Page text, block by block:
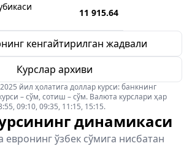
11 915.64
кенгайтирилган жадвали
Курслар архиви
йил ҳолатига доллар курси: банкнинг
– сўм, сотиш – сўм. Валюта курслари ҳар
09:10, 09:35, 11:15, 15:15.
динамикаси
евронинг ўзбек сўмига нисбатан